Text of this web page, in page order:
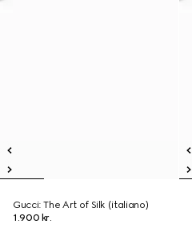
Gucci: The Art of Silk (italiano)
1.900 kr.